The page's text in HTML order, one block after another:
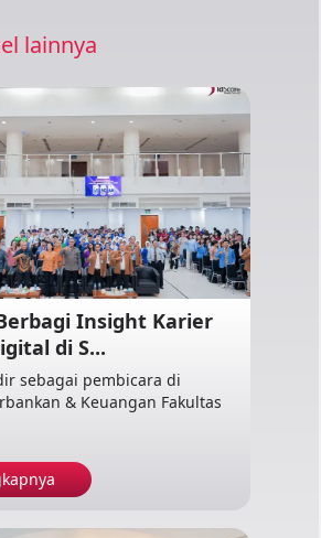
lainnya
Insight Karier
di S...
sebagai pembicara di
& Keuangan Fakultas